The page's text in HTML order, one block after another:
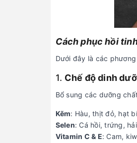
Cách phục hồi
Dưới đây là các
1. Chế độ dinh
Bổ sung các dưỡng
Kẽm: Hàu, thịt đỏ, hạt
Selen: Cá hồi, trứng,
Vitamin C & E: Cam,